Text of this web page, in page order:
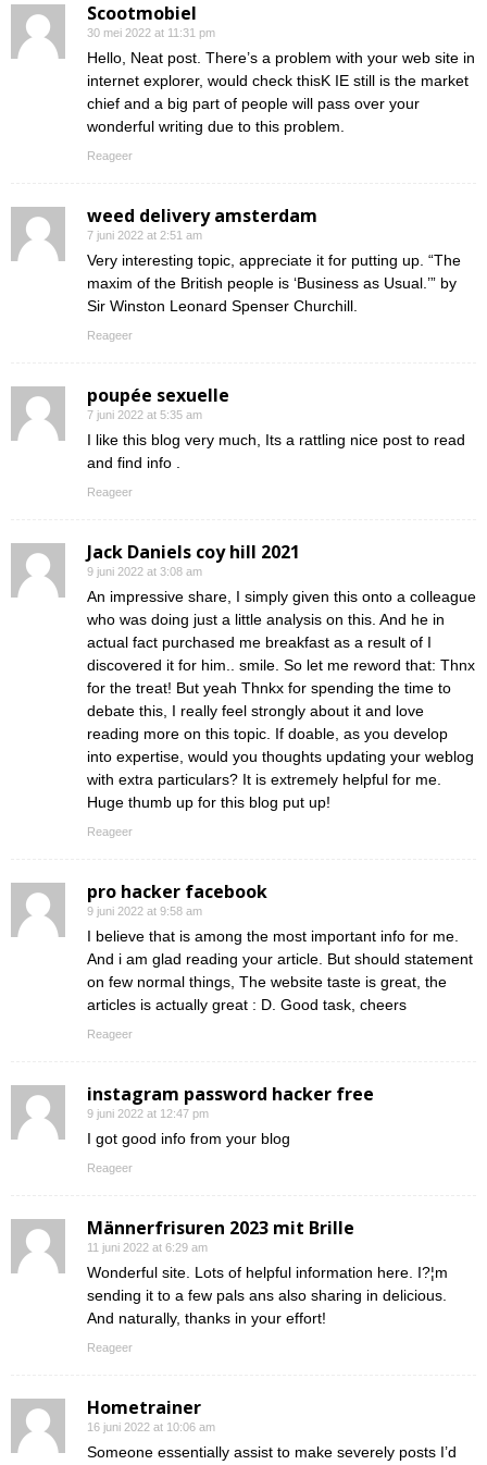
Scootmobiel
30 mei 2022 at 11:31 pm
Hello, Neat post. There’s a problem with your web site in
internet explorer, would check thisK IE still is the market
chief and a big part of people will pass over your
wonderful writing due to this problem.
Reageer
weed delivery amsterdam
7 juni 2022 at 2:51 am
Very interesting topic, appreciate it for putting up. “The
maxim of the British people is ‘Business as Usual.’” by
Sir Winston Leonard Spenser Churchill.
Reageer
poupée sexuelle
7 juni 2022 at 5:35 am
I like this blog very much, Its a rattling nice post to read
and find info .
Reageer
Jack Daniels coy hill 2021
9 juni 2022 at 3:08 am
An impressive share, I simply given this onto a colleague
who was doing just a little analysis on this. And he in
actual fact purchased me breakfast as a result of I
discovered it for him.. smile. So let me reword that: Thnx
for the treat! But yeah Thnkx for spending the time to
debate this, I really feel strongly about it and love
reading more on this topic. If doable, as you develop
into expertise, would you thoughts updating your weblog
with extra particulars? It is extremely helpful for me.
Huge thumb up for this blog put up!
Reageer
pro hacker facebook
9 juni 2022 at 9:58 am
I believe that is among the most important info for me.
And i am glad reading your article. But should statement
on few normal things, The website taste is great, the
articles is actually great : D. Good task, cheers
Reageer
instagram password hacker free
9 juni 2022 at 12:47 pm
I got good info from your blog
Reageer
Männerfrisuren 2023 mit Brille
11 juni 2022 at 6:29 am
Wonderful site. Lots of helpful information here. I?¦m
sending it to a few pals ans also sharing in delicious.
And naturally, thanks in your effort!
Reageer
Hometrainer
16 juni 2022 at 10:06 am
Someone essentially assist to make severely posts I’d